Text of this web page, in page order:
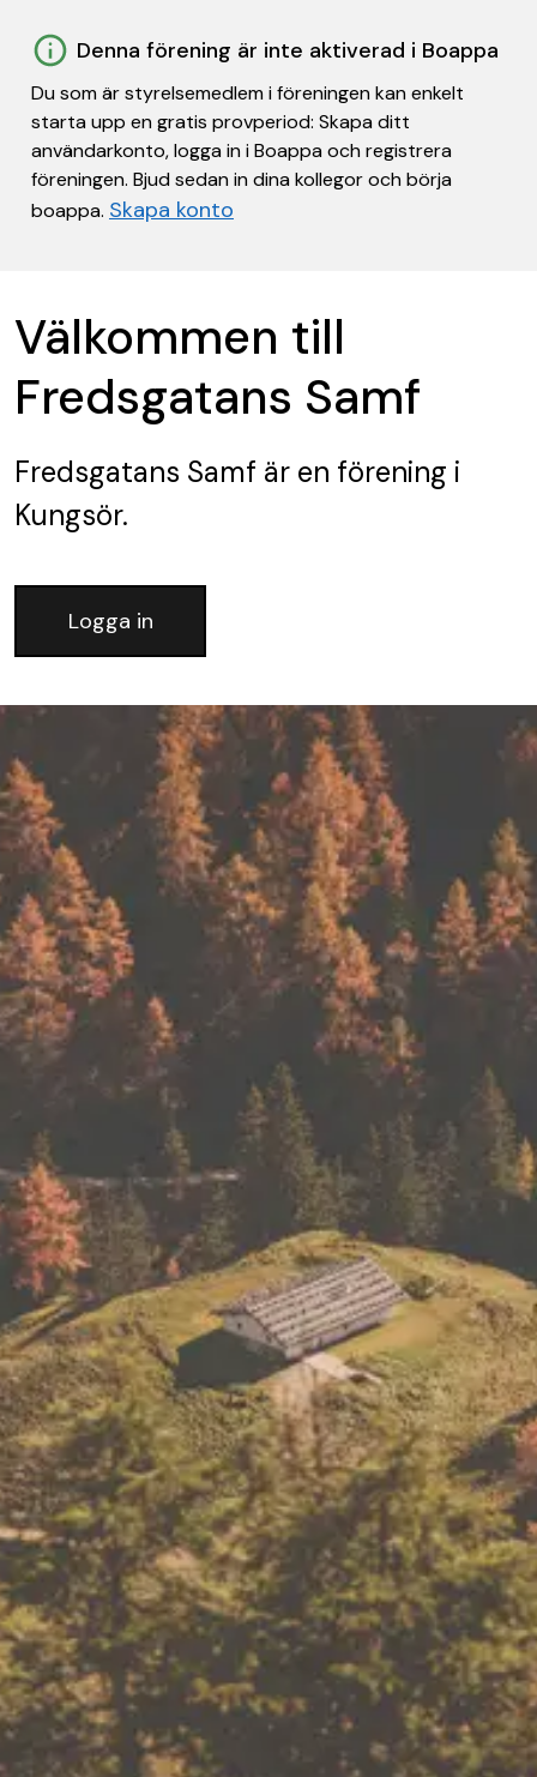
Denna förening är inte aktiverad i Boappa
Du som är styrelsemedlem i föreningen kan enkelt
starta upp en gratis provperiod: Skapa ditt
användarkonto, logga in i Boappa och registrera
föreningen. Bjud sedan in dina kollegor och börja
boappa. Skapa konto
Välkommen till
Fredsgatans Samf
Fredsgatans Samf är en förening i
Kungsör.
Logga in